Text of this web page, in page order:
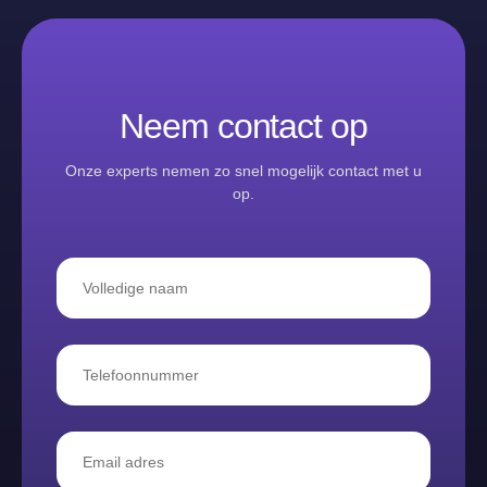
Neem contact op
Onze experts nemen zo snel mogelijk contact met u
op.